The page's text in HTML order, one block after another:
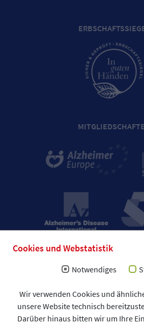
Cookies und Webstatistik
Notwendiges
Wir verwenden Cookies und
unsere Website technisch
Darüber hinaus bitten wir um Ihre
Impressum
Allgemeine
Datenschutzerklärung